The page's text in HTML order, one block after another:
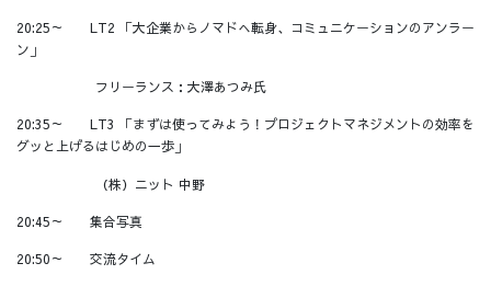
20:25～ LT2 「大企業からノマドへ転身、コミュニケーションのアンラー
ン」
フリーランス：大澤あつみ氏
20:35～ LT3 「まずは使ってみよう！プロジェクトマネジメントの効率を
グッと上げるはじめの一歩」
（株）ニット 中野
20:45～ 集合写真
20:50～ 交流タイム